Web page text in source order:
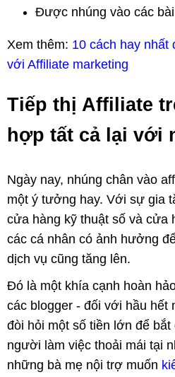
Được nhúng vào các
Xem thêm: 10 cách hay nhất
với Affiliate marketing
Tiếp thị Affiliate
hợp tất cả lại với
Ngày nay, nhúng chân vào
một ý tưởng hay. Với sự gia
cửa hàng kỹ thuật số và cửa
các cá nhân có ảnh hưởng
dịch vụ cũng tăng lên.
Đó là một khía cạnh hoàn
các blogger - đối với hầu hết
đòi hỏi một số tiền lớn để
người làm việc thoải mái tại
những bà mẹ nội trợ muốn